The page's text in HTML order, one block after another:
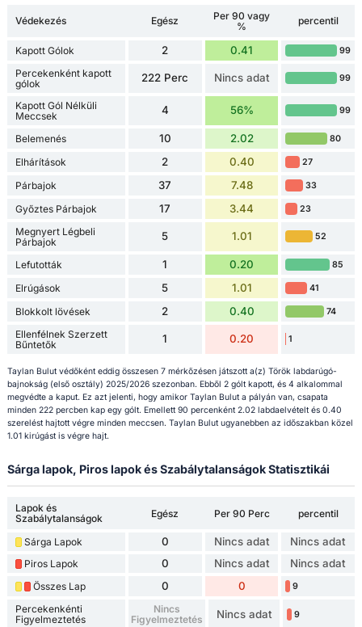
Védekezés Egész
Per 90 vagy
%
percentil
Kapott Gólok 2 0.41 99
Percekenként kapott
gólok
222 Perc Nincs adat 99
Kapott Gól Nélküli
Meccsek
4 56% 99
Belemenés 10 2.02 80
Elhárítások 2 0.40 27
Párbajok 37 7.48 33
Győztes Párbajok 17 3.44 23
Megnyert Légbeli
Párbajok
5 1.01 52
Lefutották 1 0.20 85
Elrúgások 5 1.01 41
Blokkolt lövések 2 0.40 74
Ellenfélnek Szerzett
Bűntetők
1 0.20 1
Taylan Bulut védőként eddig összesen 7 mérkőzésen játszott a(z) Török labdarúgó-
bajnokság (első osztály) 2025/2026 szezonban. Ebből 2 gólt kapott, és 4 alkalommal
megvédte a kaput. Ez azt jelenti, hogy amikor Taylan Bulut a pályán van, csapata
minden 222 percben kap egy gólt. Emellett 90 percenként 2.02 labdaelvételt és 0.40
szerelést hajtott végre minden meccsen. Taylan Bulut ugyanebben az időszakban közel
1.01 kirúgást is végre hajt.
Sárga lapok, Piros lapok és Szabálytalanságok Statisztikái
Lapok és
Szabálytalanságok
Egész Per 90 Perc percentil
Sárga Lapok 0 Nincs adat Nincs adat
Piros Lapok 0 Nincs adat Nincs adat
Összes Lap 0 0 9
Percekenkénti
Figyelmeztetés
Nincs
Figyelmeztetés
Nincs adat 9